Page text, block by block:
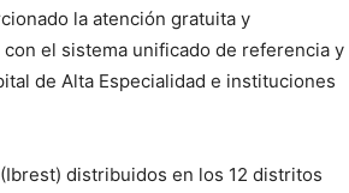
la atención gratuita y
el sistema unificado de referencia y
de Alta Especialidad e instituciones
distribuidos en los 12 distritos